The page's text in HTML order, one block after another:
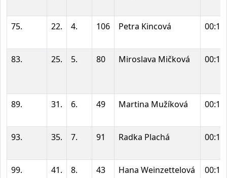
75. 22. 4. 106 Petra Kincová
83. 25. 5. 80 Miroslava Mičková
89. 31. 6. 49 Martina Mužíková
93. 35. 7. 91 Radka Plachá
99. 41. 8. 43 Hana Weinzettelová